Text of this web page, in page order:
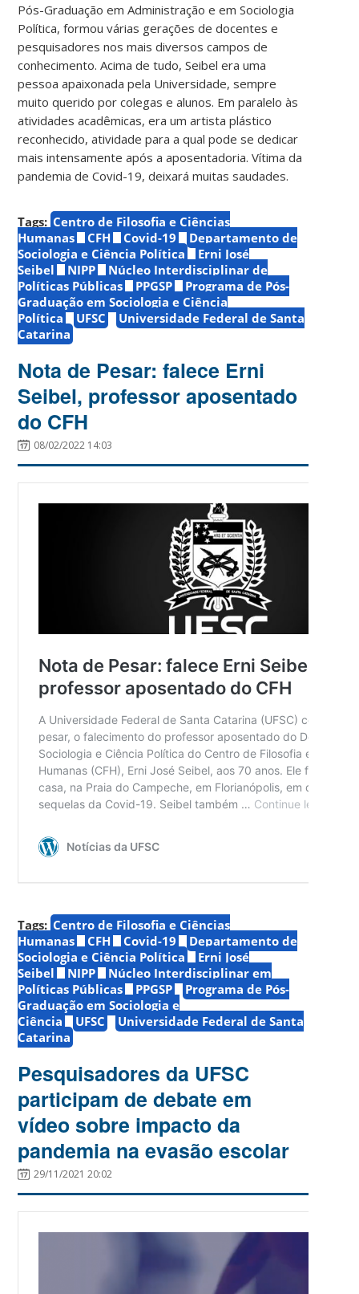
Pós-Graduação em Administração e em Sociologia
Política, formou várias gerações de docentes e
pesquisadores nos mais diversos campos de
conhecimento. Acima de tudo, Seibel era uma
pessoa apaixonada pela Universidade, sempre
muito querido por colegas e alunos. Em paralelo às
atividades acadêmicas, era um artista plástico
reconhecido, atividade para a qual pode se dedicar
mais intensamente após a aposentadoria. Vítima da
pandemia de Covid-19, deixará muitas saudades.
Tags: Centro de Filosofia e Ciências
Humanas
CFH Covid-19
Departamento de
Sociologia e Ciência Política
Erni José
Seibel
NIPP
Núcleo Interdisciplinar de
Políticas Públicas
PPGSP
Programa de Pós-
Graduação em Sociologia e Ciência
Política
UFSC
Universidade Federal de Santa
Catarina
Nota de Pesar: falece Erni
Seibel, professor aposentado
do CFH
08/02/2022 14:03
Tags: Centro de Filosofia e Ciências
Humanas
CFH Covid-19
Departamento de
Sociologia e Ciência Política
Erni José
Seibel
NIPP
Núcleo Interdisciplinar em
Políticas Públicas
PPGSP
Programa de Pós-
Graduação em Sociologia e
Ciência
UFSC
Universidade Federal de Santa
Catarina
Pesquisadores da UFSC
participam de debate em
vídeo sobre impacto da
pandemia na evasão escolar
29/11/2021 20:02